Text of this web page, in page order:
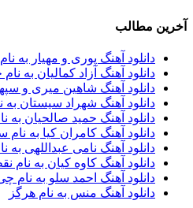
آراد عباسی
آراز
آراز آرا
آراز المان2
آراز نصیری1
آراکو1
آراکوم3
آران2
آران براتی1
آران براتی و ایمان حمیدی1
آران، مُوِرس و وینتِرس1
آرپژ1
آرتا1
آخرین مطالب
دانلود آهنگ پوری و مهیار به
دانلود آهنگ آزاد کمالیان به
دانلود آهنگ شاهین میری و
دانلود آهنگ شهراد سیستان به
دانلود آهنگ حمید صالحیان به
دانلود آهنگ کامران کیا به نام
دانلود آهنگ نامی عبداللهی به
دانلود آهنگ کاوه کیان به
دانلود آهنگ احمد سلو به نام
دانلود آهنگ منس به نام هرگز